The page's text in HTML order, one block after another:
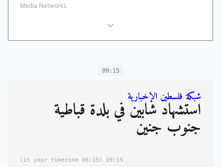
Media Network).
09:15
شبكة فلسطين الإخبارية
استشهاد شابين في بلدة قباطية
جنوب جنين
09:15
(06:15 in your timezone)